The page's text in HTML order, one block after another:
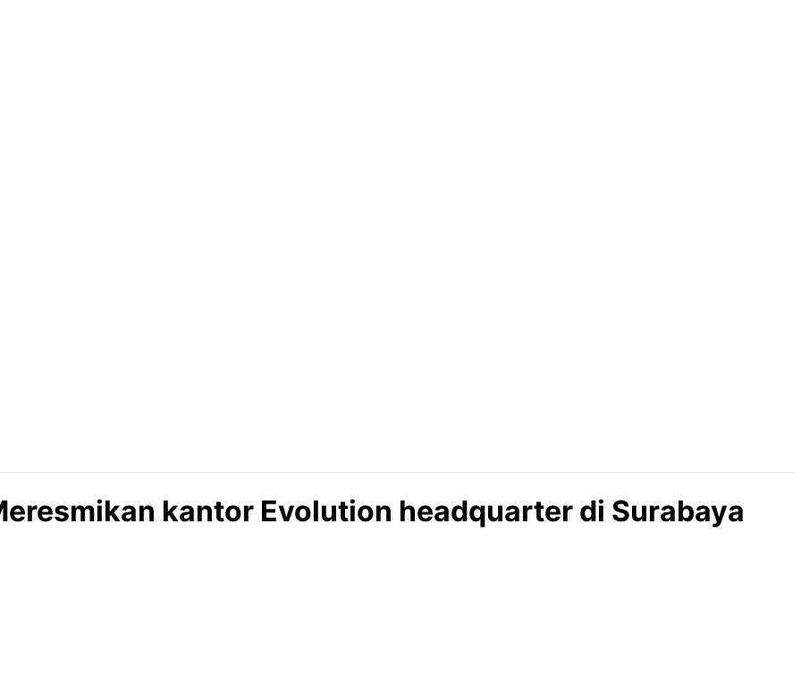
kantor Evolution headquarter di Surabaya